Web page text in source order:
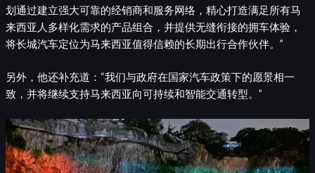
划通过建立强大可靠的经销商和服务网络，精心打造满足所有马
来西亚人多样化需求的产品组合，并提供无缝衔接的拥车体验，
将长城汽车定位为马来西亚值得信赖的长期出行合作伙伴。”
另外，他还补充道：“我们与政府在国家汽车政策下的愿景相一
致，并将继续支持马来西亚向可持续和智能交通转型。”